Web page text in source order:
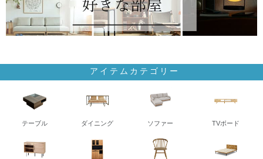
アイテムカテゴリー
テーブル ダイニング ソファー TVボード